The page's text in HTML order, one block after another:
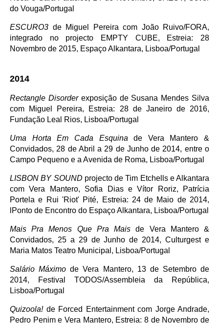
do Vouga/Portugal
ESCURO3 de Miguel Pereira com João Ruivo/FORA,
integrado no projecto EMPTY CUBE, Estreia: 28
Novembro de 2015, Espaço Alkantara, Lisboa/Portugal
2014
Rectangle Disorderexposição de Susana Mendes Silva
com Miguel Pereira, Estreia: 28 de Janeiro de 2016,
Fundação Leal Rios, Lisboa/Portugal
Uma Horta Em Cada Esquina de Vera Mantero &
Convidados, 28 de Abril a 29 de Junho de 2014, entre o
Campo Pequeno e a Avenida de Roma, Lisboa/Portugal
LISBON BY SOUND projecto de Tim Etchells e Alkantara
com Vera Mantero, Sofia Dias e Vítor Roriz, Patrícia
Portela e Rui 'Riot' Pité, Estreia: 24 de Maio de 2014,
lPonto de Encontro do Espaço Alkantara, Lisboa/Portugal
Mais Pra Menos Que Pra Mais de Vera Mantero &
Convidados, 25 a 29 de Junho de 2014, Culturgest e
Maria Matos Teatro Municipal, Lisboa/Portugal
Salário Máximo de Vera Mantero, 13 de Setembro de
2014, Festival TODOS/Assembleia da República,
Lisboa/Portugal
Quizoola!de Forced Entertainment com Jorge Andrade,
Pedro Penim e Vera Mantero, Estreia: 8 de Novembro de